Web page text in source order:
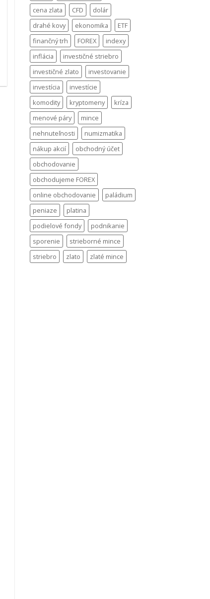
cena zlata
CFD
dolár
drahé kovy
ekonomika
ETF
finančný trh
FOREX
indexy
inflácia
investičné striebro
investičné zlato
investovanie
investícia
investície
komodity
kryptomeny
kríza
menové páry
mince
nehnuteľnosti
numizmatika
nákup akcií
obchodný účet
obchodovanie
obchodujeme FOREX
online obchodovanie
paládium
peniaze
platina
podielové fondy
podnikanie
sporenie
strieborné mince
striebro
zlato zlaté mince